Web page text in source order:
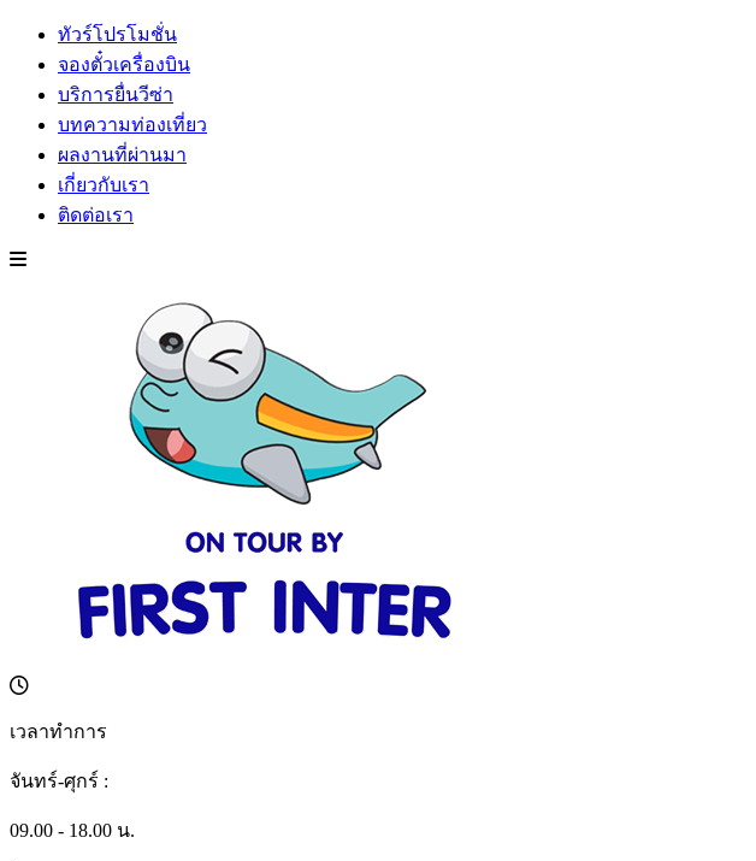
ทัวร์โปรโมชั่น
จองตั๋วเครื่องบิน
บริการยื่นวีซ่า
บทความท่องเที่ยว
ผลงานที่ผ่านมา
เกี่ยวกับเรา
ติดต่อเรา
เวลาทำการ
จันทร์-ศุกร์ :
09.00 - 18.00 น.